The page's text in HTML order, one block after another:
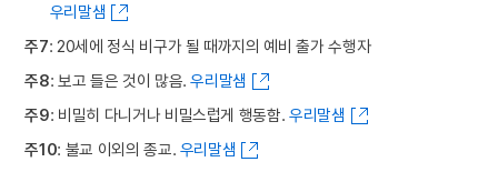
우리말샘
주7: 20세에 정식 비구가 될 때까지의 예비 출가 수행자
주8: 보고 들은 것이 많음.우리말샘
주9: 비밀히 다니거나 비밀스럽게 행동함.우리말샘
주10: 불교 이외의 종교. 우리말샘